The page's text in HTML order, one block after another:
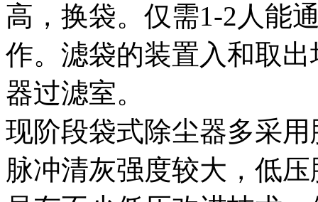
高，换袋。仅需1-2人能
作。滤袋的装置入和取
器过滤室。
现阶段袋式除尘器多采
脉冲清灰强度较大，低